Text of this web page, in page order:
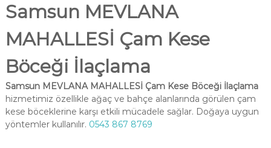
Samsun MEVLANA
MAHALLESİ Çam Kese
Böceği İlaçlama
Samsun MEVLANA MAHALLESİ Çam Kese Böceği İlaçlama
hizmetimiz özellikle ağaç ve bahçe alanlarında görülen çam
kese böceklerine karşı etkili mücadele sağlar. Doğaya uygun
yöntemler kullanılır. 0543 867 8769